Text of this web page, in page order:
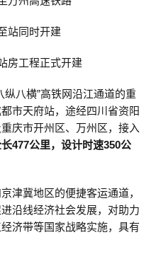
站同时开建
房工程正式开建
纵八横”高铁网沿江通道的重
市天府站，途经四川省资阳
庆市开州区、万州区，接入
477公里，设计时速350公
津冀地区的便捷客运通道，
沿线经济社会发展，对助力
济带等国家战略实施，具有